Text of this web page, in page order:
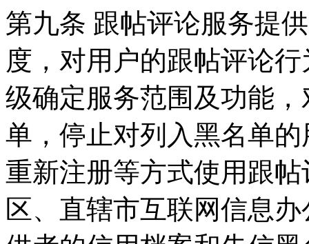
第九条 跟帖评论服务提
度，对用户的跟帖评论
级确定服务范围及功能
单，停止对列入黑名单
重新注册等方式使用跟
区、直辖市互联网信息